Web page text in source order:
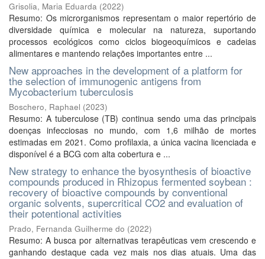
Grisolia, Maria Eduarda (2022)
Resumo: Os microrganismos representam o maior repertório de
diversidade química e molecular na natureza, suportando
processos ecológicos como ciclos biogeoquímicos e cadeias
alimentares e mantendo relações importantes entre ...
New approaches in the development of a platform for
the selection of immunogenic antigens from
Mycobacterium tuberculosis
Boschero, Raphael (2023)
Resumo: A tuberculose (TB) continua sendo uma das principais
doenças infecciosas no mundo, com 1,6 milhão de mortes
estimadas em 2021. Como profilaxia, a única vacina licenciada e
disponível é a BCG com alta cobertura e ...
New strategy to enhance the byosynthesis of bioactive
compounds produced in Rhizopus fermented soybean :
recovery of bioactive compounds by conventional
organic solvents, supercritical CO2 and evaluation of
their potentional activities
Prado, Fernanda Guilherme do (2022)
Resumo: A busca por alternativas terapêuticas vem crescendo e
ganhando destaque cada vez mais nos dias atuais. Uma das